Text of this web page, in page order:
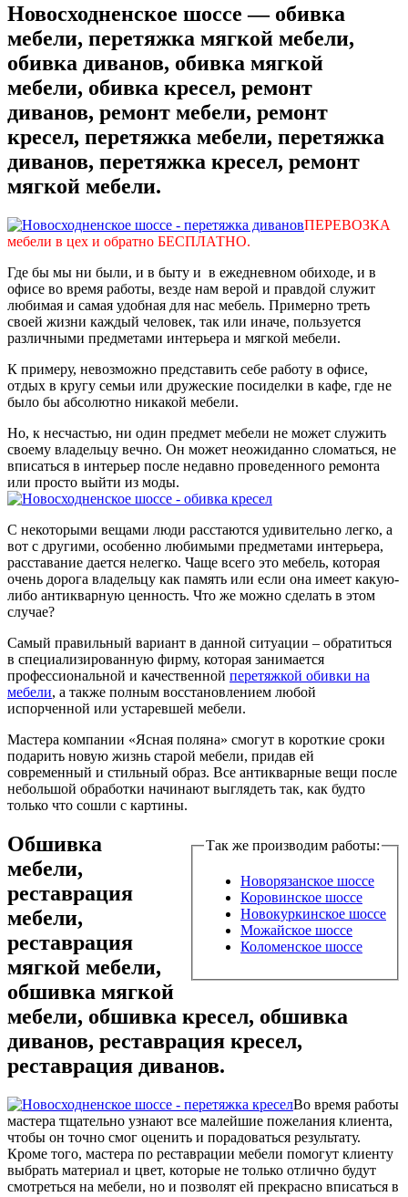
Новосходненское шоссе — обивка
мебели, перетяжка мягкой мебели,
обивка диванов, обивка мягкой
мебели, обивка кресел, ремонт
диванов, ремонт мебели, ремонт
кресел, перетяжка мебели, перетяжка
диванов, перетяжка кресел, ремонт
мягкой мебели.
ПЕРЕВОЗКА
мебели в цех и обратно БЕСПЛАТНО.
Где бы мы ни были, и в быту и в ежедневном обиходе, и в
офисе во время работы, везде нам верой и правдой служит
любимая и самая удобная для нас мебель. Примерно треть
своей жизни каждый человек, так или иначе, пользуется
различными предметами интерьера и мягкой мебели.
К примеру, невозможно представить себе работу в офисе,
отдых в кругу семьи или дружеские посиделки в кафе, где не
было бы абсолютно никакой мебели.
Но, к несчастью, ни один предмет мебели не может служить
своему владельцу вечно. Он может неожиданно сломаться, не
вписаться в интерьер после недавно проведенного ремонта
или просто выйти из моды.
С некоторыми вещами люди расстаются удивительно легко, а
вот с другими, особенно любимыми предметами интерьера,
расставание дается нелегко. Чаще всего это мебель, которая
очень дорога владельцу как память или если она имеет какую-
либо антикварную ценность. Что же можно сделать в этом
случае?
Самый правильный вариант в данной ситуации – обратиться
в специализированную фирму, которая занимается
профессиональной и качественной перетяжкой обивки на
мебели, а также полным восстановлением любой
испорченной или устаревшей мебели.
Мастера компании «Ясная поляна» смогут в короткие сроки
подарить новую жизнь старой мебели, придав ей
современный и стильный образ. Все антикварные вещи после
небольшой обработки начинают выглядеть так, как будто
только что сошли с картины.
Так же производим работы:
Новорязанское шоссе
Коровинское шоссе
Новокуркинское шоссе
Можайское шоссе
Коломенское шоссе
Обшивка
мебели,
реставрация
мебели,
реставрация
мягкой мебели,
обшивка мягкой
мебели, обшивка кресел, обшивка
диванов, реставрация кресел,
реставрация диванов.
Во время работы
мастера тщательно узнают все малейшие пожелания клиента,
чтобы он точно смог оценить и порадоваться результату.
Кроме того, мастера по реставрации мебели помогут клиенту
выбрать материал и цвет, которые не только отлично будут
смотреться на мебели, но и позволят ей прекрасно вписаться в